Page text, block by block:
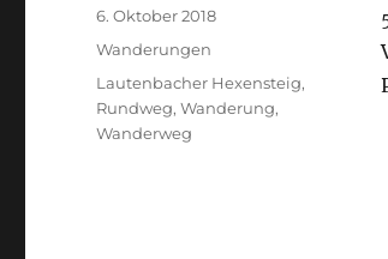
Veröffentlicht
6. Oktober 2018
Kategorien
Wanderungen
Schlagwörter
Lautenbacher Hexensteig,
Rundweg,Wanderung,
Wanderweg